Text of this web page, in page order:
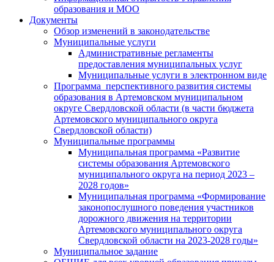
образования и МОО
Документы
Обзор изменений в законодательстве
Муниципальные услуги
Административные регламенты
предоставления муниципальных услуг
Муниципальные услуги в электронном виде
Программа перспективного развития системы
образования в Артемовском муниципальном
округе Свердловской области (в части бюджета
Артемовского муниципального округа
Свердловской области)
Муниципальные программы
Муниципальная программа «Развитие
системы образования Артемовского
муниципального округа на период 2023 –
2028 годов»
Муниципальная программа «Формирование
законопослушного поведения участников
дорожного движения на территории
Артемовского муниципального округа
Свердловской области на 2023-2028 годы»
Муниципальное задание